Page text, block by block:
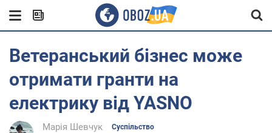
Ветеранський бізнес може
отримати гранти на
електрику від YASNO
Марія Шевчук Суспільство